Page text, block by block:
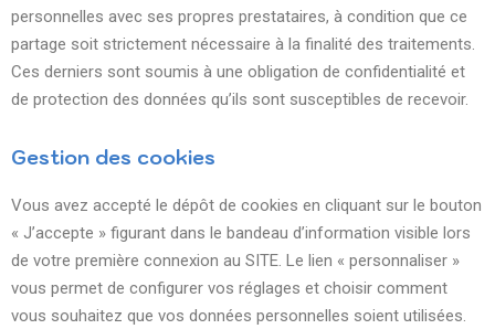
personnelles avec ses propres prestataires, à condition que ce
partage soit strictement nécessaire à la finalité des traitements.
Ces derniers sont soumis à une obligation de confidentialité et
de protection des données qu’ils sont susceptibles de recevoir.
Gestion des cookies
Vous avez accepté le dépôt de cookies en cliquant sur le bouton
« J’accepte » figurant dans le bandeau d’information visible lors
de votre première connexion au SITE. Le lien « personnaliser »
vous permet de configurer vos réglages et choisir comment
vous souhaitez que vos données personnelles soient utilisées.